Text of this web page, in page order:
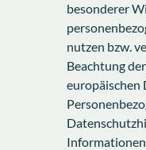
besonderer
nutzen bzw.
Beachtung
europäischen